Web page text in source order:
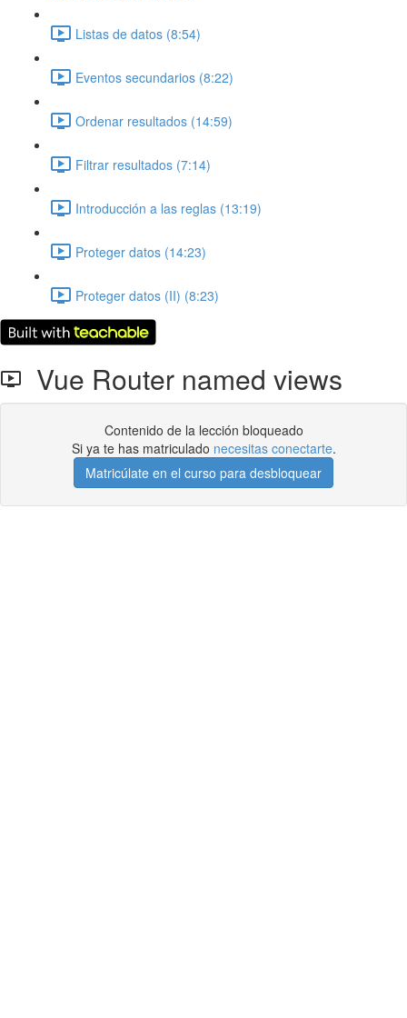
Listas de datos (8:54)
Eventos secundarios (8:22)
Ordenar resultados (14:59)
Filtrar resultados (7:14)
Introducción a las reglas (13:19)
Proteger datos (14:23)
Proteger datos (II) (8:23)
Vue Router named views
Contenido de la lección bloqueado
Si ya te has matriculado necesitas conectarte.
Matricúlate en el curso para desbloquear